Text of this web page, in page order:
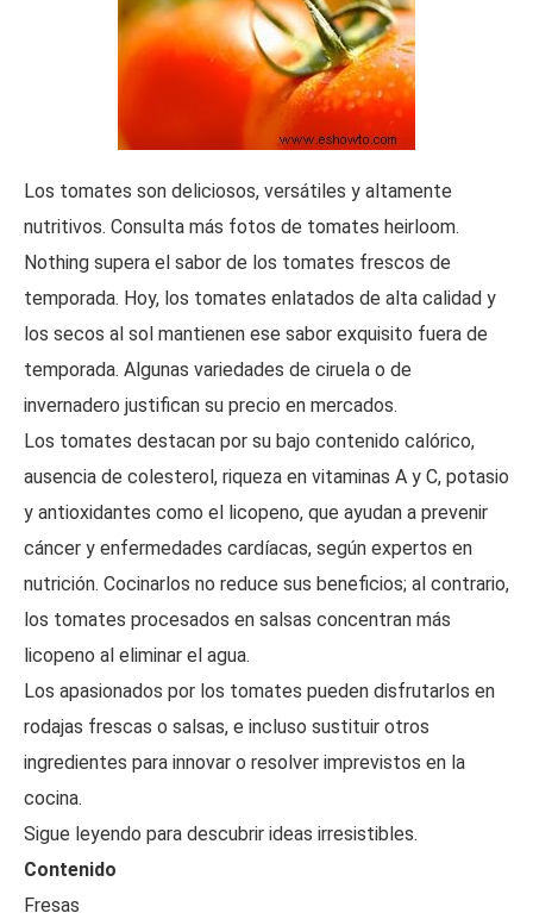
Los tomates son deliciosos, versátiles y altamente
nutritivos. Consulta más fotos de tomates heirloom.
Nothing supera el sabor de los tomates frescos de
temporada. Hoy, los tomates enlatados de alta calidad y
los secos al sol mantienen ese sabor exquisito fuera de
temporada. Algunas variedades de ciruela o de
invernadero justifican su precio en mercados.
Los tomates destacan por su bajo contenido calórico,
ausencia de colesterol, riqueza en vitaminas A y C, potasio
y antioxidantes como el licopeno, que ayudan a prevenir
cáncer y enfermedades cardíacas, según expertos en
nutrición. Cocinarlos no reduce sus beneficios; al contrario,
los tomates procesados en salsas concentran más
licopeno al eliminar el agua.
Los apasionados por los tomates pueden disfrutarlos en
rodajas frescas o salsas, e incluso sustituir otros
ingredientes para innovar o resolver imprevistos en la
cocina.
Sigue leyendo para descubrir ideas irresistibles.
Contenido
Fresas